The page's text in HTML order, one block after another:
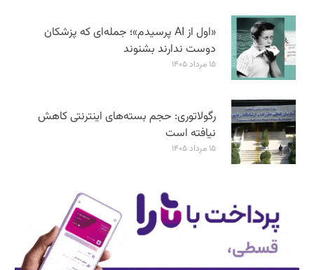
«اول از AI پرسیدم»؛ جمله‌ای که پزشکان
دوست ندارند بشنوند
۱۵ مرداد ۱۴۰۵
رگولاتوری: حجم بسته‌های اینترنتی کاهش
نیافته است
۱۵ مرداد ۱۴۰۵